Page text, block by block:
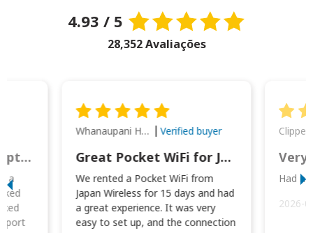
4.93 / 5
28,352 Avaliações
This was wonderful option to a family of four. Everything worked smoothly.
a
Whanaupani Henry Joseph Macown Verified buyer
Great Pocket WiFi for Japan Travel
We rented a Pocket WiFi from
Japan Wireless for 15 days and had
a great experience. It was very
easy to set up, and the connection
Very
Had
2026-